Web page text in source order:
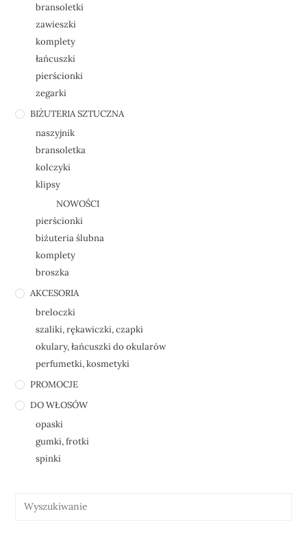
bransoletki
zawieszki
komplety
łańcuszki
pierścionki
zegarki
BIŻUTERIA SZTUCZNA
naszyjnik
bransoletka
kolczyki
klipsy
NOWOŚCI
pierścionki
biżuteria ślubna
komplety
broszka
AKCESORIA
breloczki
szaliki, rękawiczki, czapki
okulary, łańcuszki do okularów
perfumetki, kosmetyki
PROMOCJE
DO WŁOSÓW
opaski
gumki, frotki
spinki